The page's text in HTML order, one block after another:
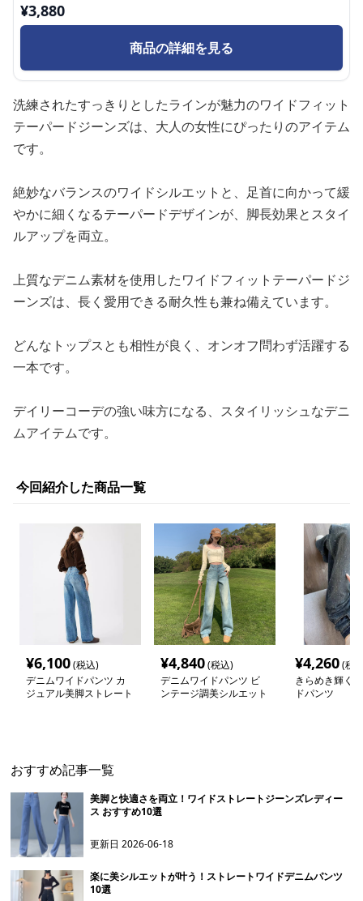
¥3,880
商品の詳細を見る
洗練されたすっきりとしたラインが魅力のワイドフィット
テーパードジーンズは、大人の女性にぴったりのアイテム
です。
絶妙なバランスのワイドシルエットと、足首に向かって緩
やかに細くなるテーパードデザインが、脚長効果とスタイ
ルアップを両立。
上質なデニム素材を使用したワイドフィットテーパードジ
ーンズは、長く愛用できる耐久性も兼ね備えています。
どんなトップスとも相性が良く、オンオフ問わず活躍する
一本です。
デイリーコーデの強い味方になる、スタイリッシュなデニ
ムアイテムです。
今回紹介した商品一覧
¥6,100(税込)
デニムワイドパンツ カ
ジュアル美脚ストレート
¥4,840(税込)
デニムワイドパンツ ビ
ンテージ調美シルエット
¥4,260(税
きらめき輝く
ドパンツ
おすすめ記事一覧
美脚と快適さを両立！ワイドストレートジーンズレディー
ス おすすめ10選
更新日2026-06-18
楽に美シルエットが叶う！ストレートワイドデニムパンツ
10選